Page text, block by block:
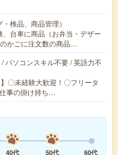
検品、商品管理）
台車に商品（お弁当・デザー
かごに注文数の商品…
パソコンスキル不要 / 英語力不
〇未経験大歓迎！〇フリータ
事の掛け持ち…
40代 50代 60代